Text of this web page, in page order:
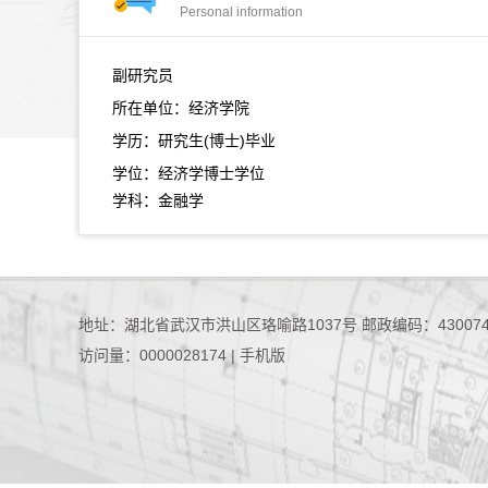
Personal information
副研究员
所在单位：经济学院
学历：研究生(博士)毕业
学位：经济学博士学位
学科：金融学
地址：湖北省武汉市洪山区珞喻路1037号 邮政编码：
访问量： 0000028174 | 手机版